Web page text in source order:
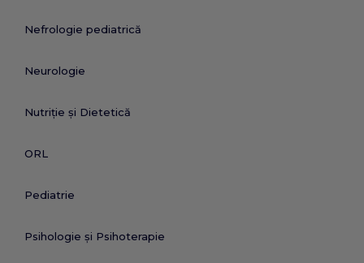
Nefrologie pediatrică
Neurologie
Nutriție și Dietetică
ORL
Pediatrie
Psihologie și Psihoterapie